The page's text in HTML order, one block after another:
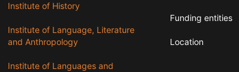
Institute of History
Institute of Language, Literature
and Anthropology
Institute of Languages ​​and
Funding entities
Location